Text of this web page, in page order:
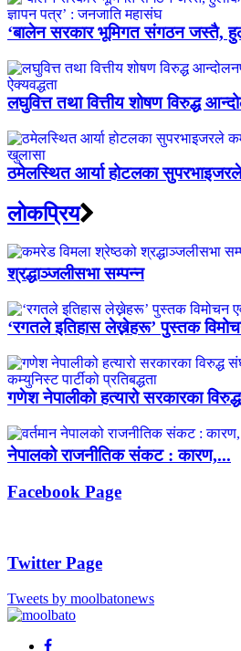
‘बालेन सरकार भूमिगत संगठन जस्तै,
लघुवित्त तथा वित्तीय शोषण विरुद्ध
ठमेलस्थित आर्या होटलका सुपरभाइजरले
लाेकप्रिय
श्रद्धाञ्जलीसभा सम्पन्न
‘रगतले इतिहास लेख्नेहरू’ पुस्तक
गणेश नेपालीको हत्यारो सरकारका
नेपालको राजनीतिक संकट : कारण,...
Facebook Page
Twitter Page
Tweets by moolbatonews